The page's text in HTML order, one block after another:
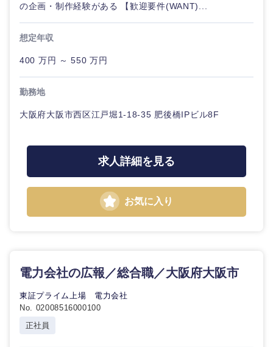
の企画・制作経験がある 【歓迎要件(WANT)...
想定年収
400 万円 ～ 550 万円
勤務地
大阪府大阪市西区江戸堀1-18-35 肥後橋IPビル8F
求人詳細を見る
お気に入り
電力会社の広報／総合職／大阪府大阪市
東証プライム上場 電力会社
No. 02008516000100
正社員